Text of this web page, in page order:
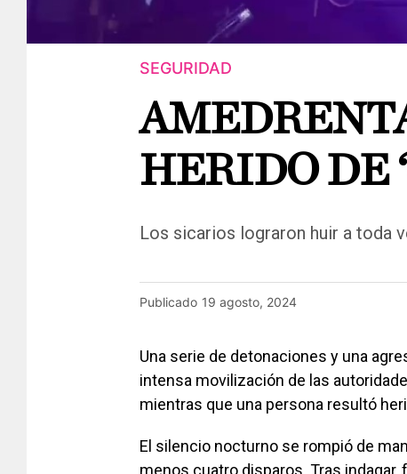
SEGURIDAD
HERIDO DE
Los sicarios lograron huir a toda
Publicado 19 agosto, 2024
Una serie de detonaciones y una
intensa movilización de las
mientras que una persona resultó
El silencio nocturno se rompió de
menos cuatro disparos. Tras